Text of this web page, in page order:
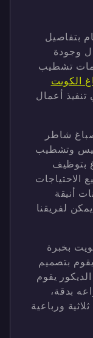
بتفاصيل
وجودة
تشطيب
الكويت
تنفيذ أعمال
شاطر
وتشطيب
بتوظيف
الاحتياجات
أنيقة
لفريقنا
بخبرة
بتصميم
يقوم
بدقة،
ورباعية